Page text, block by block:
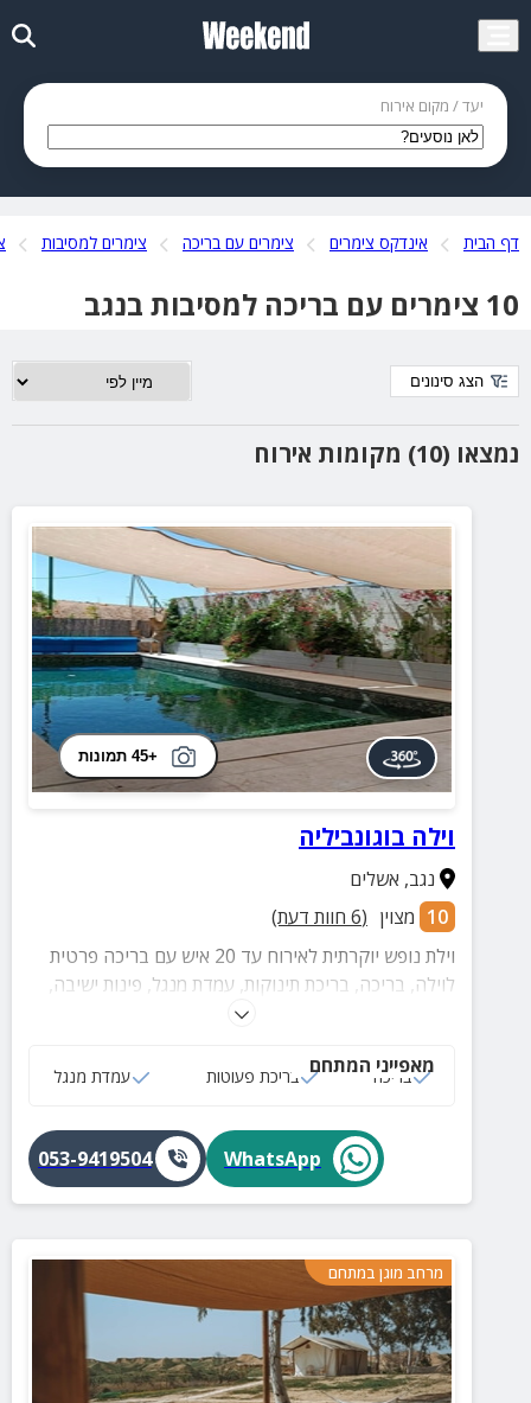
יעד / מקום אירוח
דף הבית אינדקס צימרים צימרים עם בריכה צימרים למסיבות
10 צימרים עם בריכה למסיבות בנגב
נמצאו (10) מקומות אירוח
הצג סינונים
+45 תמונות
וילה בוגונביליה
נגב, אשלים
10 מצוין (
6 חוות דעת)
וילת נופש יוקרתית לאירוח עד 20 איש עם בריכה פרטית
לוילה, בריכה, בריכת תינוקות, עמדת מנגל, פינות ישיבה,
מאפייני המתחם
בריכה בריכת פעוטות עמדת מנגל
WhatsApp
053-9419504
מרחב מוגן במתחם